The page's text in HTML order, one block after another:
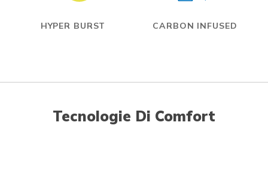
HYPER BURST CARBON INFUSED
Tecnologie Di Comfort